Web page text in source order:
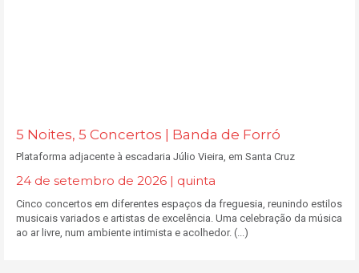
5 Noites, 5 Concertos | Banda de Forró
Plataforma adjacente à escadaria Júlio Vieira, em Santa Cruz
24 de setembro de 2026 | quinta
Cinco concertos em diferentes espaços da freguesia, reunindo estilos
musicais variados e artistas de excelência. Uma celebração da música
ao ar livre, num ambiente intimista e acolhedor. (...)